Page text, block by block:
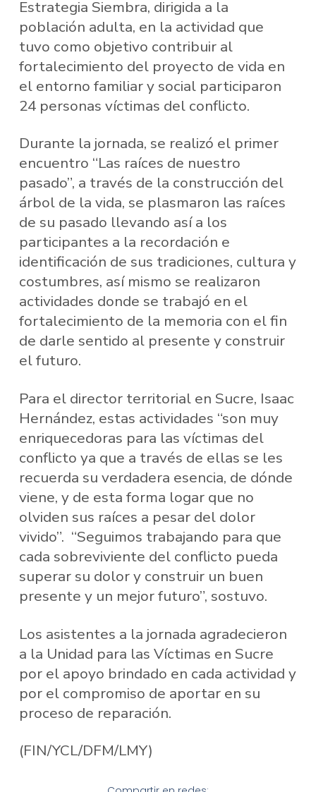
Estrategia Siembra, dirigida a la
población adulta, en la actividad que
tuvo como objetivo contribuir al
fortalecimiento del proyecto de vida en
el entorno familiar y social participaron
24 personas víctimas del conflicto.
Durante la jornada, se realizó el primer
encuentro “Las raíces de nuestro
pasado”, a través de la construcción del
árbol de la vida, se plasmaron las raíces
de su pasado llevando así a los
participantes a la recordación e
identificación de sus tradiciones, cultura y
costumbres, así mismo se realizaron
actividades donde se trabajó en el
fortalecimiento de la memoria con el fin
de darle sentido al presente y construir
el futuro.
Para el director territorial en Sucre, Isaac
Hernández, estas actividades “son muy
enriquecedoras para las víctimas del
conflicto ya que a través de ellas se les
recuerda su verdadera esencia, de dónde
viene, y de esta forma logar que no
olviden sus raíces a pesar del dolor
vivido”. “Seguimos trabajando para que
cada sobreviviente del conflicto pueda
superar su dolor y construir un buen
presente y un mejor futuro”, sostuvo.
Los asistentes a la jornada agradecieron
a la Unidad para las Víctimas en Sucre
por el apoyo brindado en cada actividad y
por el compromiso de aportar en su
proceso de reparación.
(FIN/YCL/DFM/LMY)